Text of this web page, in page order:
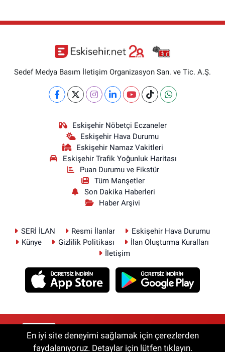
Sedef Medya Basım İletişim Organizasyon San. ve Tic. A.Ş.
Eskişehir Nöbetçi Eczaneler
Eskişehir Hava Durumu
Eskişehir Namaz Vakitleri
Eskişehir Trafik Yoğunluk Haritası
Puan Durumu ve Fikstür
Tüm Manşetler
Son Dakika Haberleri
Haber Arşivi
SERİ İLAN Resmi İlanlar
Eskişehir Hava Durumu
Künye
Gizlilik Politikası
İlan Oluşturma Kuralları
İletişim
RSS Copyright © 2026. Her hakkı saklıdır.
En iyi site deneyimi sağlamak için çerezlerden
faydalanıyoruz. Detaylar için lütfen tıklayın.